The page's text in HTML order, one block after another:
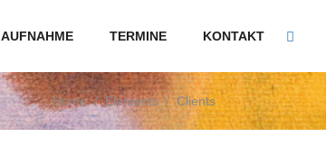
AUFNAHME TERMINE KONTAKT
Home/Elements/Clients